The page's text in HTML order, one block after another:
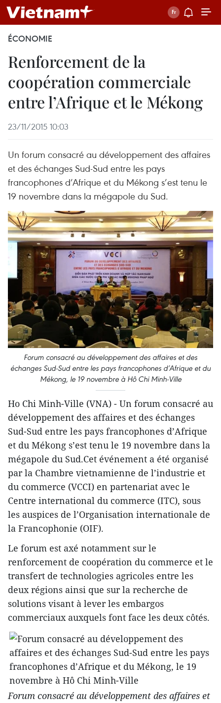
ÉCONOMIE
Renforcement de la
coopération commerciale
entre l’Afrique et le Mékong
23/11/2015 10:03
Un forum consacré au développement des affaires
et des échanges Sud-Sud entre les pays
francophones d’Afrique et du Mékong s’est tenu le
19 novembre dans la mégapole du Sud.
Forum consacré au développement des affaires et des
échanges Sud-Sud entre les pays francophones d’Afrique et du
Mékong, le 19 novembre à Hô Chi Minh-Ville
Ho Chi Minh-Ville (VNA) - Un forum consacré au
développement des affaires et des échanges
Sud-Sud entre les pays francophones d’Afrique
et du Mékong s’est tenu le 19 novembre dans la
mégapole du Sud.Cet événement a été organisé
par la Chambre vietnamienne de l’industrie et
du commerce (VCCI) en partenariat avec le
Centre international du commerce (ITC), sous
les auspices de l’Organisation internationale de
la Francophonie (OIF).
Le forum est axé notamment sur le
renforcement de coopération du commerce et le
transfert de technologies agricoles entre les
deux régions ainsi que sur la recherche de
solutions visant à lever les embargos
commerciaux auxquels font face les deux côtés.
Forum consacré au développement des affaires et